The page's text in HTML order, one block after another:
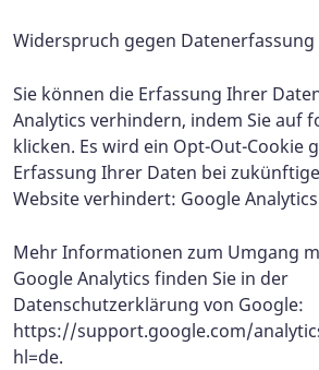
Widerspruch gegen Datenerfassung
Sie können die Erfassung Ihrer
Analytics verhindern, indem Sie auf
klicken. Es wird ein Opt-Out-Cookie
Erfassung Ihrer Daten bei
Website verhindert: Google
Mehr Informationen zum Umgang
Google Analytics finden Sie in der
Datenschutzerklärung von Google:
https://support.google.com/
hl=de.